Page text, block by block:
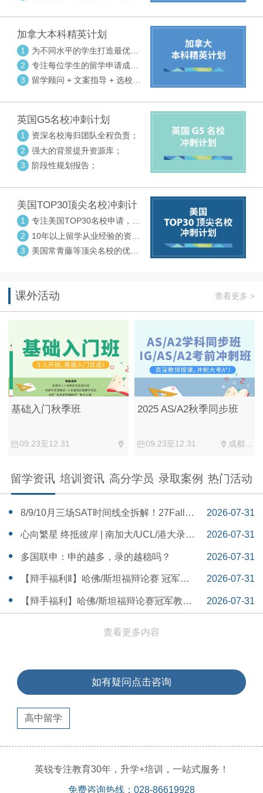
加拿大本科精英计划
1
为不同水平的学生打造最优选
校方案
2
专注每位学生的留学申请成功
率
3
留学顾问 + 文案指导 + 选校申
英国G5名校冲刺计划
1
资深名校海归团队全程负责；
2
强大的背景提升资源库；
3
阶段性规划报告；
美国TOP30顶尖名校冲刺计
划
1
专注美国TOP30名校申请，高
度个性化指导
2
10年以上留学从业经验的资深
中方顾问
3
美国常青藤等顶尖名校的优秀
课外活动 查看更多 >
基础入门秋季班
09.23至12.31
2025 AS/A2秋季同步班
09.23至12.31 成都...
留学资讯 培训资讯 高分学员 录取案例 热门活动
‌8/9/10月三场SAT时间线全拆解！27Fall美
本早申时间线盘点～
2026-07-31
16:30:04
心向繁星 终抵彼岸 | 南加大/UCL/港大录取
分享
2026-07-31
16:12:18
多国联申：申的越多，录的越稳吗？
2026-07-31
15:55:54
【辩手福利Ⅱ】哈佛/斯坦福辩论赛 冠军教
练带你解读WSDA全国赛Junior即兴辩论第
2026-07-31
15:41:53
【辩手福利】哈佛/斯坦福辩论赛冠军教练
2026-07-31
查看更多内容
如有疑问点击咨询
高中留学
英锐专注教育30年，升学+培训，一站式服务！
免费咨询热线：028-86619928